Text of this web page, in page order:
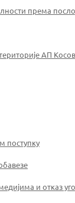
према
АП
поступку
и отказ